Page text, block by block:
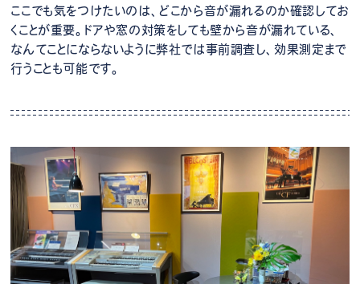
ここでも気をつけたいのは、どこから音が漏れるのか確認してお
くことが重要。ドアや窓の対策をしても壁から音が漏れている、
なんてことにならないように弊社では事前調査し、効果測定まで
行うことも可能です。